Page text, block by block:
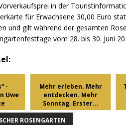
in der
für Erwachsene 30,00 Euro
und gilt während der gesamten
vom 28. bis 30. Juni
-
Uwe
Mehr erleben. Mehr
entdecken. Mehr
Sonntag. Erster...
ROSENGARTEN